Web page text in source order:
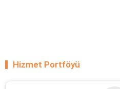
Hizmet Portföyü